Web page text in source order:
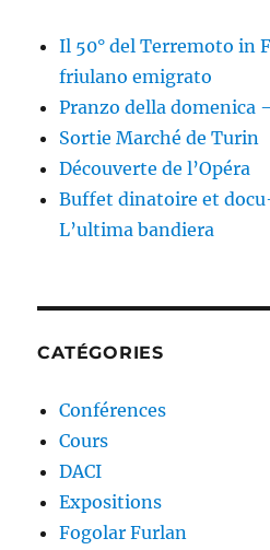
Il 50° del Terremoto in
friulano emigrato
Pranzo della domenica
Sortie Marché de Turin
Découverte de l’Opéra
Buffet dinatoire et
L’ultima bandiera
CATÉGORIES
Conférences
Cours
DACI
Expositions
Fogolar Furlan